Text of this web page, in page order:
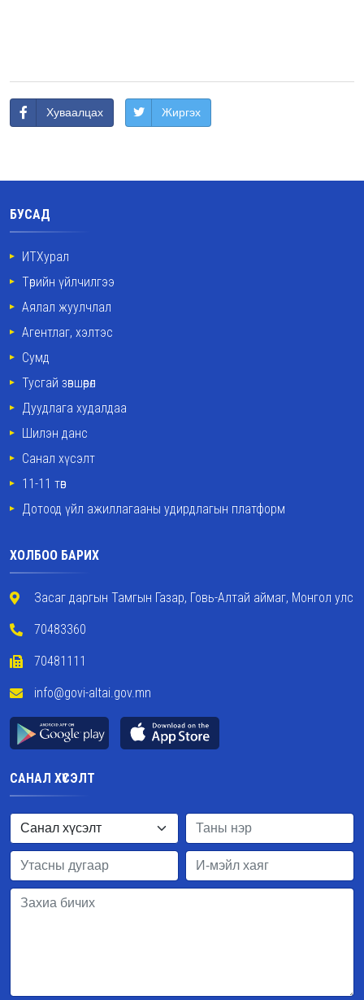
Хуваалцах Жиргэх
БУСАД
ИТХурал
Төрийн үйлчилгээ
Аялал жуулчлал
Агентлаг, хэлтэс
Сумд
Тусгай зөвшөөрөл
Дуудлага худалдаа
Шилэн данс
Санал хүсэлт
11-11 төв
Дотоод үйл ажиллагааны удирдлагын платформ
ХОЛБОО БАРИХ
Засаг даргын Тамгын Газар, Говь-Алтай аймаг, Монгол улс
70483360
70481111
info@govi-altai.gov.mn
САНАЛ ХҮСЭЛТ